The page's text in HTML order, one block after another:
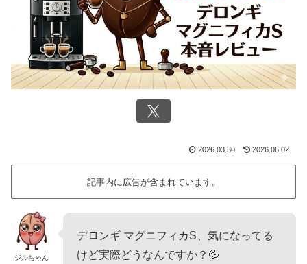
2026.03.30 2026.06.02
記事内に広告が含まれています。
ジルちゃん
デロンギ マグニフィカS、気になってる
けど実際どうなんですか？💦